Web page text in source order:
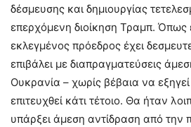
δέσμευσης και δημιουργίας
επερχόμενη διοίκηση Τραμπ. Όπως
εκλεγμένος πρόεδρος έχει
επιβάλει με διαπραγματεύσεις
Ουκρανία – χωρίς βέβαια να
επιτευχθεί κάτι τέτοιο. Θα ήταν
υπάρξει άμεση αντίδραση από